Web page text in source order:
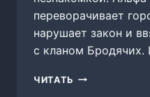
переворачивает
нарушает закон и
с кланом Бродячих.
ЧИТАТЬ ОБОРОТЕНЬ